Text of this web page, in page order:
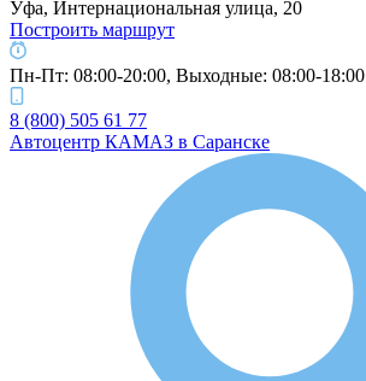
Уфа, Интернациональная улица, 20
Построить маршрут
Пн-Пт: 08:00-20:00, Выходные: 08:00-18:00
8 (800) 505 61 77
Автоцентр КАМАЗ в Саранске